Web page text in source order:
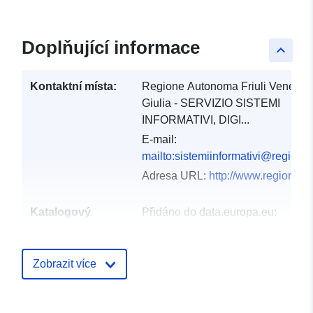
keyboard_arrow_up
Doplňující informace
Kontaktní místa:
Regione Autonoma Friuli Venezia
Giulia - SERVIZIO SISTEMI
INFORMATIVI, DIGI...
E-mail:
Adresa URL: http://
Katalogový
Přidáno do data.europa.eu:
Zobrazit více